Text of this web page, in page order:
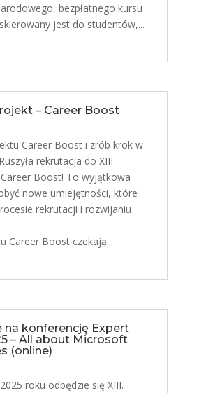
bezpłatnego kursu
jest do studentów,...
– Career Boost
Career Boost i zrób krok w
rekrutacja do XIII
Boost! To wyjątkowa
nowe umiejętności, które
rekrutacji i rozwijaniu
Career Boost czekają...
na konferencję Expert
– All about Microsoft
(online)
roku odbędzie się XIII.